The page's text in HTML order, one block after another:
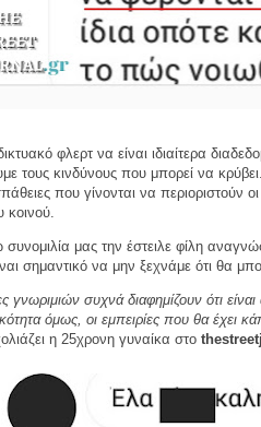
φλερτ να είναι ιδιαίτερα
τους κινδύνους που μπορεί να κρύβει.
που γίνονται να περιοριστούν
κοινού.
μας την έστειλε φίλη
σημαντικό να μην ξεχνάμε ότι θα
γνωριμιών συχνά διαφημίζουν ότι
όμως, οι εμπειρίες που θα έχει
η 25χρονη γυναίκα στο